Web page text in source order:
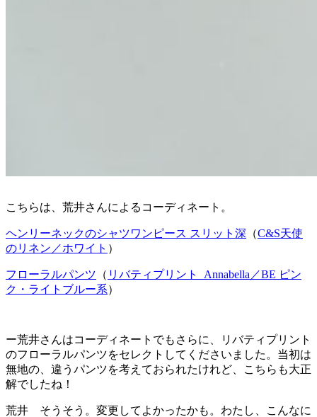
こちらは、荒井さんによるコーディネート。
ヘンリーネックのシャツワンピース スリット深 （C&S天使
のリネン／ホワイト ）
フローラルパンツ （ リバティプリント
Annabella／BE ピン
ク・ライトブルー系）
ー荒井さんはコーディネートでもさらに、リバティプリント
のフローラルパンツをセレクトしてくださいました。当初は
無地の、違うパンツを考えておられたけれど、こちらも大正
解でしたね！
荒井 そうそう。変更してよかったかも。わたし、こんなに